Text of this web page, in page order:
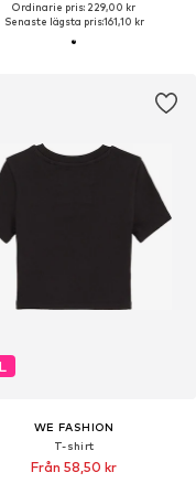
Ordinarie pris: 229,00 kr
Senaste lägsta pris:161,10 kr
WE FASHION
T-shirt
Från 58,50 kr